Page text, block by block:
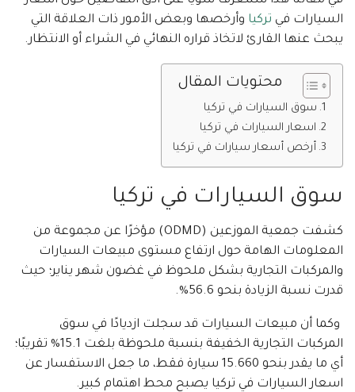
السيارات في تركيا وأرخصها وبعض الأمور ذات العلاقة التي
يبحث عنها القارئ لاتخاذ قراره النهائي في الشراء أو الانتظار.
محتويات المقال
سوق السيارات في تركيا
اسعار السيارات في تركيا
أرخص أسعار سيارات في تركيا
سوق السيارات في تركيا
كشفت جمعية الموزعين (ODMD) مؤخرًا عن مجموعة من
المعلومات الهامة حول ارتفاع مستوى مبيعات السيارات
والمركبات التجارية بشكل ملحوظ في غضون شهر يناير؛ حيث
قدرت نسبة الزيادة بنحو 56.6%.
وكما أن مبيعات السيارات قد سجلت ازديادًا في سوق
المركبات التجارية الخفيفة بنسبة ملحوظة بلغت 15.1% تقريبًا؛
أي ما يقدر بنحو 15.660 سيارة فقط، ما جعل الاستفسار عن
اسعار السيارات في تركيا يصبح محط اهتمام كبير.